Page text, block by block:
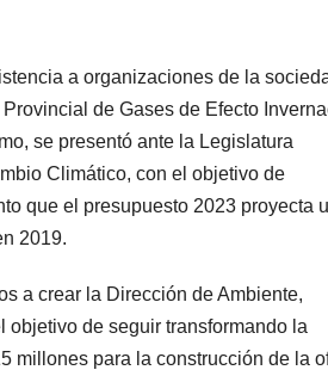
a organizaciones de la
de Gases de Efecto
se presentó ante la Legislatura
Climático, con el objetivo de
que el presupuesto 2023 proyecta
2019.
a crear la Dirección de Ambiente,
objetivo de seguir transformando la
millones para la construcción de la